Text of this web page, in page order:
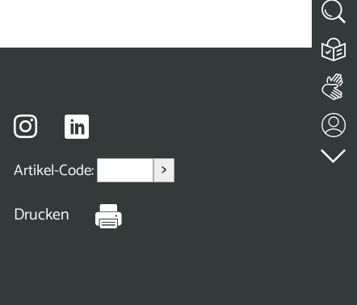
Artikel-Code: >
Drucken